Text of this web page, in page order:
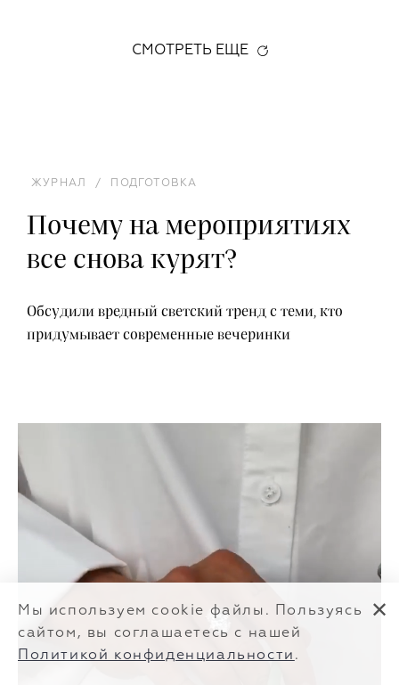
СМОТРЕТЬ ЕЩЕ
ЖУРНАЛ / ПОДГОТОВКА
Почему на мероприятиях
все снова курят?
Обсудили вредный светский тренд с теми, кто
придумывает современные вечеринки
Мы используем cookie файлы. Пользуясь
сайтом, вы соглашаетесь с нашей
Политикой конфиденциальности .
✕